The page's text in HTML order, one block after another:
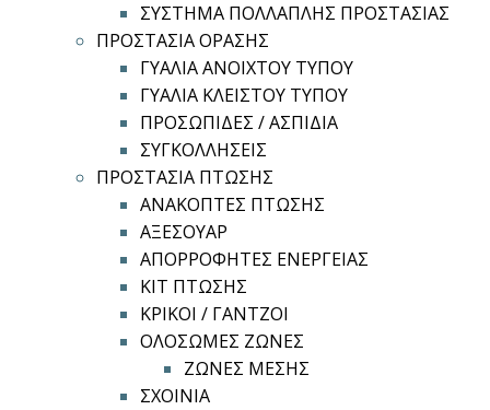
ΣΥΣΤΗΜΑ ΠΟΛΛΑΠΛΗΣ ΠΡΟΣΤΑΣΙΑΣ
ΠΡΟΣΤΑΣΙΑ ΟΡΑΣΗΣ
ΓΥΑΛΙΑ ΑΝΟΙΧΤΟΥ ΤΥΠΟΥ
ΓΥΑΛΙΑ ΚΛΕΙΣΤΟΥ ΤΥΠΟΥ
ΠΡΟΣΩΠΙΔΕΣ / ΑΣΠΙΔΙΑ
ΣΥΓΚΟΛΛΗΣΕΙΣ
ΠΡΟΣΤΑΣΙΑ ΠΤΩΣΗΣ
ΑΝΑΚΟΠΤΕΣ ΠΤΩΣΗΣ
ΑΞΕΣΟΥΑΡ
ΑΠΟΡΡΟΦΗΤΕΣ ΕΝΕΡΓΕΙΑΣ
ΚΙΤ ΠΤΩΣΗΣ
ΚΡΙΚΟΙ / ΓΑΝΤΖΟΙ
ΟΛΟΣΩΜΕΣ ΖΩΝΕΣ
ΖΩΝΕΣ ΜΕΣΗΣ
ΣΧΟΙΝΙΑ